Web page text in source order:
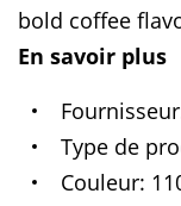
bold coffee
En savoir plus
Fournisseur
Type de
Couleur